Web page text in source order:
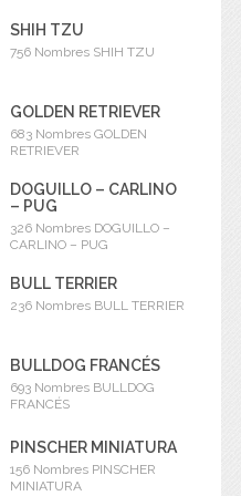
SHIH TZU
756 Nombres SHIH TZU
GOLDEN RETRIEVER
683 Nombres GOLDEN
RETRIEVER
DOGUILLO – CARLINO
– PUG
326 Nombres DOGUILLO –
CARLINO – PUG
BULL TERRIER
236 Nombres BULL TERRIER
BULLDOG FRANCÉS
693 Nombres BULLDOG
FRANCÉS
PINSCHER MINIATURA
156 Nombres PINSCHER
MINIATURA